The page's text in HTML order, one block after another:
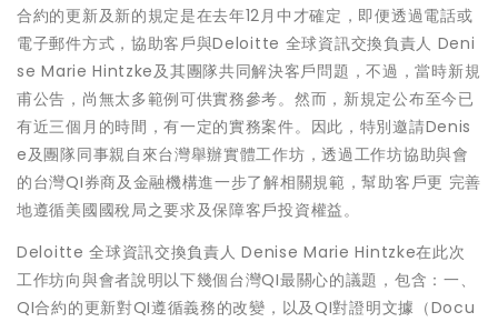
合約的更新及新的規定是在去年12月中才確定，即便透過電話或
電子郵件方式，協助客戶與Deloitte 全球資訊交換負責人 Deni
se Marie Hintzke及其團隊共同解決客戶問題，不過，當時新規
甫公告，尚無太多範例可供實務參考。然而，新規定公布至今已
有近三個月的時間，有一定的實務案件。因此，特別邀請Denis
e及團隊同事親自來台灣舉辦實體工作坊，透過工作坊協助與會
的台灣QI券商及金融機構進一步了解相關規範，幫助客戶更 完善
地遵循美國國稅局之要求及保障客戶投資權益。
Deloitte 全球資訊交換負責人 Denise Marie Hintzke在此次
工作坊向與會者說明以下幾個台灣QI最關心的議題，包含：一、
QI合約的更新對QI遵循義務的改變，以及QI對證明文據（Docu